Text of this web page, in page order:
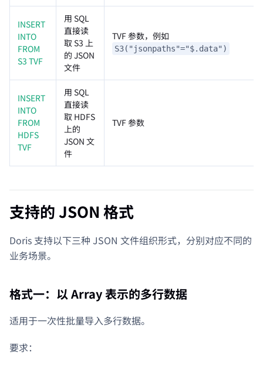
INSERT
INTO
FROM
S3 TVF
用 SQL
直接读
取 S3 上
的 JSON
文件
TVF 参数，例如
S3("jsonpaths"="$.data")
INSERT
INTO
FROM
HDFS
TVF
用 SQL
直接读
取 HDFS
上的
JSON 文
件
TVF 参数
支持的 JSON 格式
Doris 支持以下三种 JSON 文件组织形式，分别对应不同的
业务场景。
格式一：以 Array 表示的多行数据
适用于一次性批量导入多行数据。
要求：